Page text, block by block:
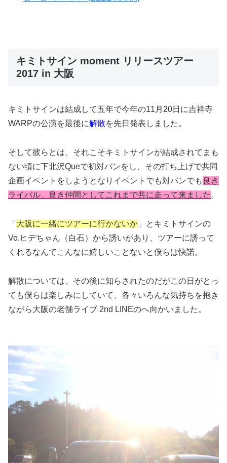
キミトサイン moment リリースツアー
2017 in 大阪
キミトサインは結成して五年で今年の11月20日に吉祥寺
WARPの公演を最後に解散を先日発表しました。
そして彼らとは、それこそキミトサインが結成されてまも
ない頃に下北沢Queで初対バンをし、その打ち上げで共同
企画イベントをしようとなりイベントでも対バンでも 良き
ライバル、良き仲間としてこれまで共に走って来ました 。
「 大阪に一緒にツアーに行かないか 」とキミトサインの
Vo.ヒデちゃん（白石）から誘いがあり、ツアーに誘って
くれるなんてこんなに嬉しいことないと僕らは快諾。
解散については、その後に知らされたのだがこの日がとっ
ても僕らは楽しみにしていて、各々いろんな気持ちを抱き
ながら大阪の老舗ライブ 2nd LINEのへ向かいました。